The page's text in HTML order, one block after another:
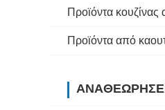
Προϊόντα κουζίνας
Προϊόντα από